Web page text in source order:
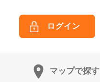
ログイン
マップで探す